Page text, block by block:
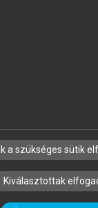
CÉGEKNEK
ÉS
a szükséges sütik
Kiválasztottak